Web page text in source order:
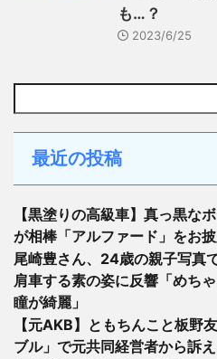
も…？
2023/6/25
最近の投稿
【黒塗りの高級車】真っ黒な
が相棒「アルファード」をお
尾崎豊さん、24歳の親子写真
肩車する素の姿に反響「めち
瞳が綺麗」
【元AKB】ともちんこと板野
ブル」で元共同経営者から訴